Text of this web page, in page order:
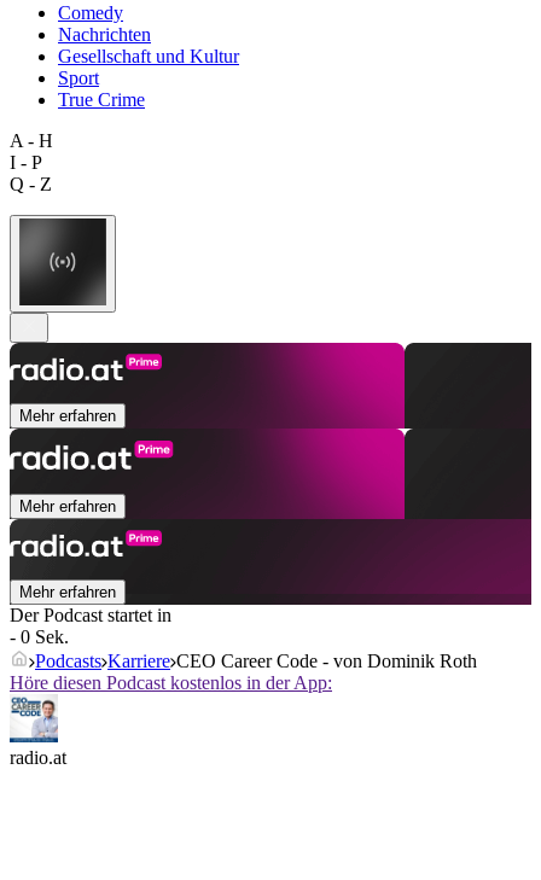
Comedy
Nachrichten
Gesellschaft und Kultur
Sport
True Crime
A - H
I - P
Q - Z
Mehr erfahren
Mehr erfahren
Mehr erfahren
Der Podcast startet in
- 0 Sek.
Podcasts Karriere CEO Career Code - von Dominik Roth
Höre diesen Podcast kostenlos in der App:
radio.at